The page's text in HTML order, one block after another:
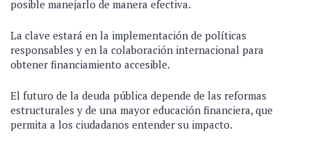
posible manejarlo de manera efectiva.
La clave estará en la implementación de políticas
responsables y en la colaboración internacional para
obtener financiamiento accesible.
El futuro de la deuda pública depende de las reformas
estructurales y de una mayor educación financiera, que
permita a los ciudadanos entender su impacto.